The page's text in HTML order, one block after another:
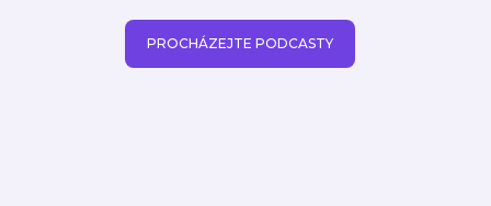
PROCHÁZEJTE PODCASTY